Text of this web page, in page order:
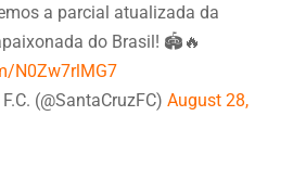
a parcial atualizada da
do Brasil! 🏟️🔥
N0Zw7rlMG7
(@SantaCruzFC) August 28,